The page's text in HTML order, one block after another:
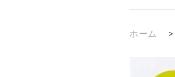
ホーム >